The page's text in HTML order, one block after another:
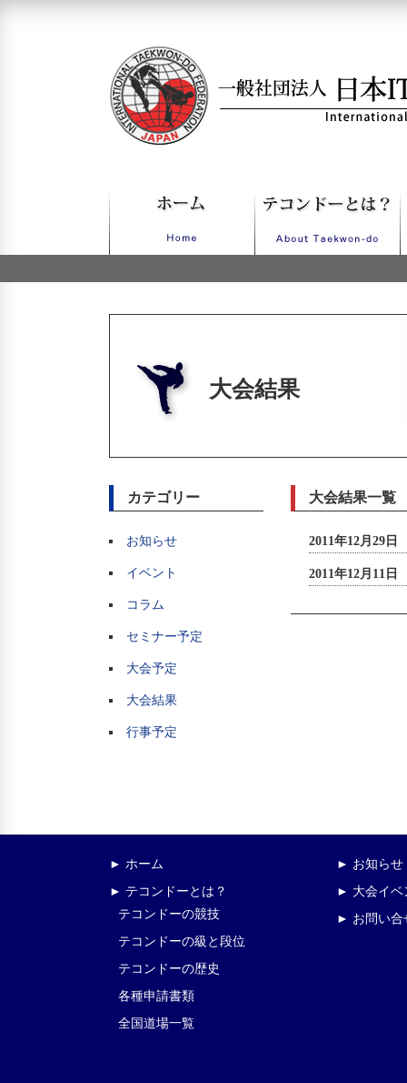
大会結果
カテゴリー
お知らせ
イベント
コラム
セミナー予定
大会予定
大会結果
行事予定
大会結果一覧
2011年12月29日
2011年12月11日
► ホーム
► テコンドーとは？
テコンドーの競技
テコンドーの級と段位
テコンドーの歴史
各種申請書類
全国道場一覧
► お知らせ
► 大会イベ
► お問い合